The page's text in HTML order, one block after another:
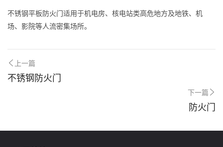
不锈钢平板防火门适用于机电房、核电站类高危地方及地铁、机
场、影院等人流密集场所。
上一篇
不锈钢防火门
下一篇
防火门